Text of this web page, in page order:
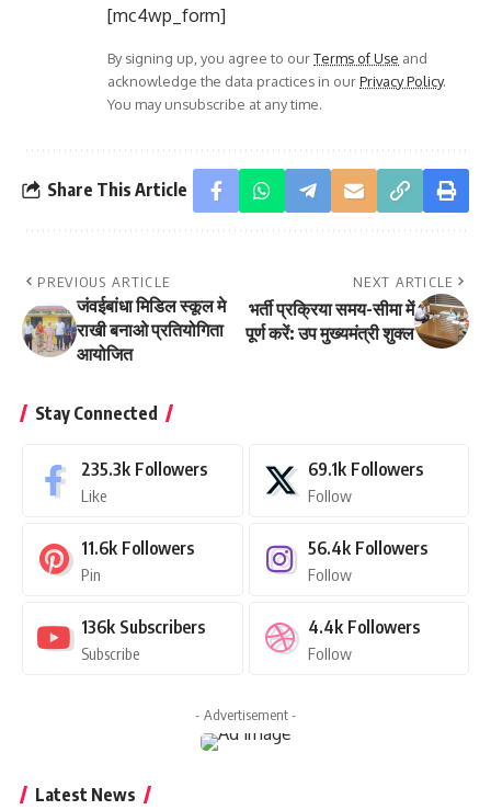
[mc4wp_form]
By signing up, you agree to ourTerms of Use and
acknowledge the data practices in ourPrivacy Policy.
You may unsubscribe at any time.
Share This Article
PREVIOUS ARTICLE
जंवईबांधा मिडिल स्कूल मे
राखी बनाओ प्रतियोगिता
आयोजित
NEXT ARTICLE
भर्ती प्रक्रिया समय-सीमा में
पूर्ण करें: उप मुख्यमंत्री शुक्ल
Stay Connected
235.3k Followers
Like
69.1k Followers
Follow
11.6k Followers
Pin
56.4k Followers
Follow
136k Subscribers
Subscribe
4.4k Followers
Follow
- Advertisement -
Latest News